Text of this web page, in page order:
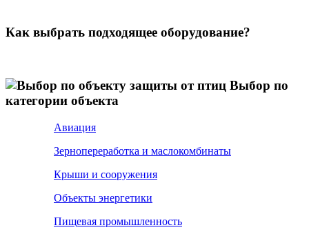
Как выбрать подходящее оборудование?
Выбор по
категории объекта
Авиация
Зернопереработка и маслокомбинаты
Крыши и сооружения
Объекты энергетики
Пищевая промышленность